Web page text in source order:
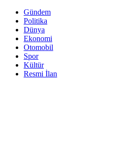
Gündem
Politika
Dünya
Ekonomi
Otomobil
Spor
Kültür
Resmi İlan